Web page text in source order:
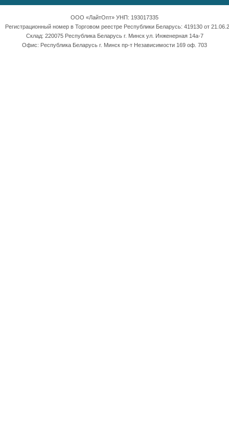
ООО «ЛайтОпт» УНП: 193017335
Регистрационный номер в Торговом реестре Республики Беларусь: 419130 от
Склад: 220075 Республика Беларусь г. Минск ул. Инженерная 14а-7
Офис: Республика Беларусь г. Минск пр-т Независимости 169 оф. 703